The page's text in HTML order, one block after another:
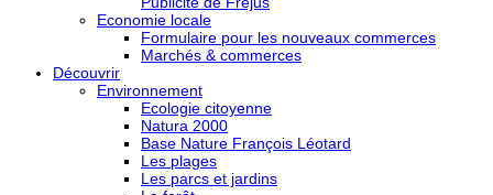
Economie locale
Formulaire pour les nouveaux commerces
Marchés & commerces
Découvrir
Environnement
Ecologie citoyenne
Natura 2000
Base Nature François Léotard
Les plages
Les parcs et jardins